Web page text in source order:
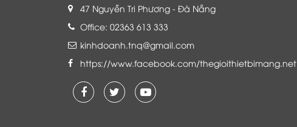
47 Nguyễn Tri Phương - Đà Nẵng
Office: 02363 613 333
kinhdoanh.tnq@gmail.com
https://www.facebook.com/thegioithietbimang.net